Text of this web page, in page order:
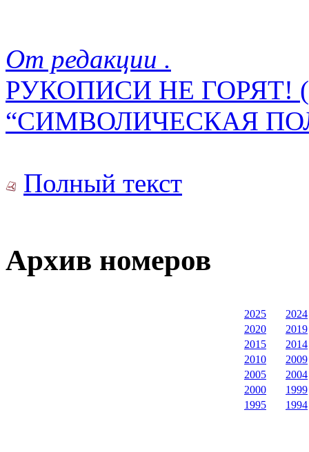
От редакции .
РУКОПИСИ НЕ ГОРЯТ!
“СИМВОЛИЧЕСКАЯ
Полный текст
Архив номеров
2025
2024
2020
2019
2015
2014
2010
2009
2005
2004
2000
1999
1995
1994